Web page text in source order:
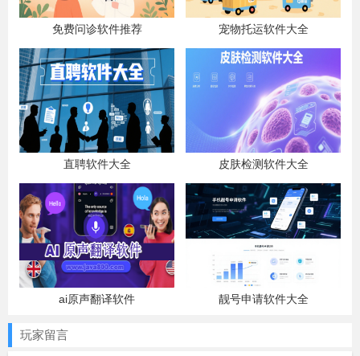
免费问诊软件推荐 宠物托运软件大全
直聘软件大全 皮肤检测软件大全
ai原声翻译软件 靓号申请软件大全
玩家留言